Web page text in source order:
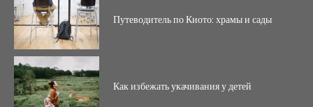
Путеводитель по Киото: храмы и сады
Как избежать укачивания у детей